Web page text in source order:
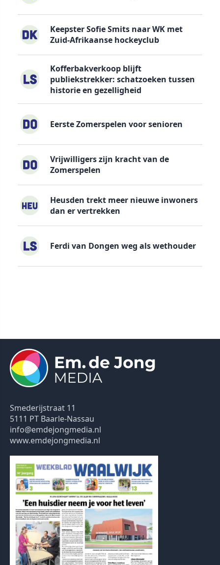
Keepster Sofie Smits naar WK met
Zuid-Afrikaanse hockeyclub
Kofferbakverkoop blijft
publiekstrekker: schatzoeken tussen
historie en gezelligheid
Eerste Zomerspelen voor senioren
Vrijwilligers zijn kracht van de
Zomerspelen
Heusden trekt meer nieuwe inwoners
dan er vertrekken
Ferdi van Dongen weg als wethouder
Smederijstraat 11
5111 PT Baarle-Nassau
info@emdejongmedia.nl
www.emdejongmedia.nl